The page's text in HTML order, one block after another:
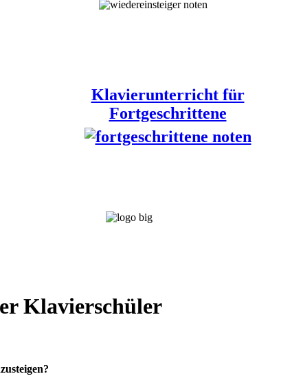
Klavierunterricht für
Fortgeschrittene
Klavierschüler